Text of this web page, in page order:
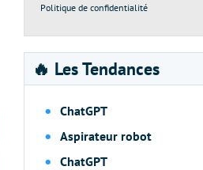
Politique de confidentialité
🔥 Les Tendances
ChatGPT
Aspirateur robot
ChatGPT